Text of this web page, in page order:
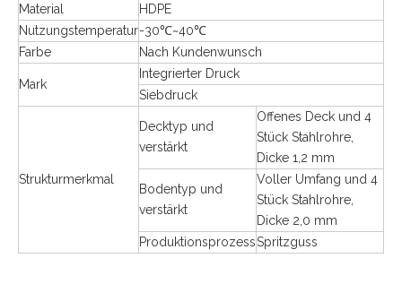
Material
HDPE
Nutzungstemperatur-30℃~40℃
Farbe
Nach Kundenwunsch
Mark
Integrierter Druck
Siebdruck
Strukturmerkmal
Decktyp und
verstärkt
Offenes Deck und 4
Stück Stahlrohre,
Dicke 1,2 mm
Bodentyp und
verstärkt
Voller Umfang und 4
Stück Stahlrohre,
Dicke 2,0 mm
ProduktionsprozessSpritzguss